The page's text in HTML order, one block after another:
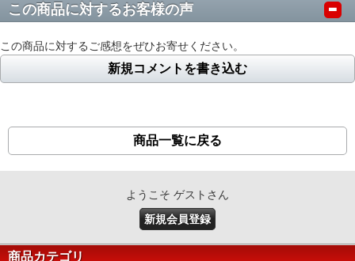
この商品に対するお客様の声
この商品に対するご感想をぜひお寄せください。
新規コメントを書き込む
商品一覧に戻る
ようこそ ゲストさん
新規会員登録
商品カテゴリ